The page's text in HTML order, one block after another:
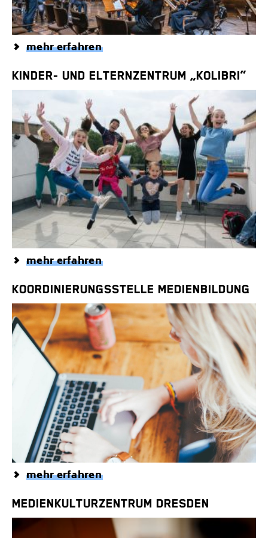
mehr erfahren
KINDER- UND ELTERNZENTRUM „KOLIBRI“
mehr erfahren
KOORDINIERUNGSSTELLE MEDIENBILDUNG
mehr erfahren
MEDIENKULTURZENTRUM DRESDEN